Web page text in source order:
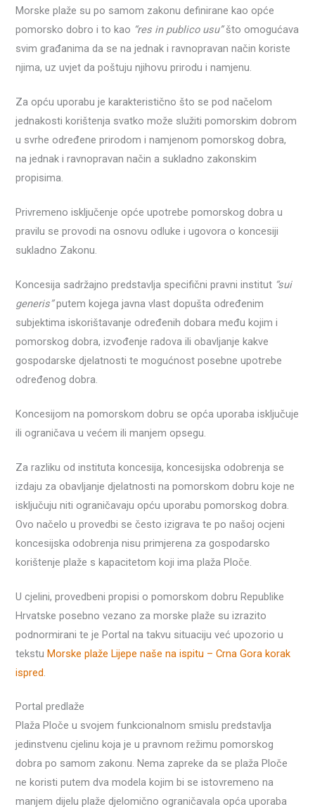
Morske plaže su po samom zakonu definirane kao opće
pomorsko dobro i to kao “res in publico usu”što omogućava
svim građanima da se na jednak i ravnopravan način koriste
njima, uz uvjet da poštuju njihovu prirodu i namjenu.
Za opću uporabu je karakteristično što se pod načelom
jednakosti korištenja svatko može služiti pomorskim dobrom
u svrhe određene prirodom i namjenom pomorskog dobra,
na jednak i ravnopravan način a sukladno zakonskim
propisima.
Privremeno isključenje opće upotrebe pomorskog dobra u
pravilu se provodi na osnovu odluke i ugovora o koncesiji
sukladno Zakonu.
Koncesija sadržajno predstavlja specifični pravni institut “sui
generis”putem kojega javna vlast dopušta određenim
subjektima iskorištavanje određenih dobara među kojim i
pomorskog dobra, izvođenje radova ili obavljanje kakve
gospodarske djelatnosti te mogućnost posebne upotrebe
određenog dobra.
Koncesijom na pomorskom dobru se opća uporaba isključuje
ili ograničava u većem ili manjem opsegu.
Za razliku od instituta koncesija, koncesijska odobrenja se
izdaju za obavljanje djelatnosti na pomorskom dobru koje ne
isključuju niti ograničavaju opću uporabu pomorskog dobra.
Ovo načelo u provedbi se često izigrava te po našoj ocjeni
koncesijska odobrenja nisu primjerena za gospodarsko
korištenje plaže s kapacitetom koji ima plaža Ploče.
U cjelini, provedbeni propisi o pomorskom dobru Republike
Hrvatske posebno vezano za morske plaže su izrazito
podnormirani te je Portal na takvu situaciju već upozorio u
tekstuMorske plaže Lijepe naše na ispitu – Crna Gora korak
ispred.
Portal predlaže
Plaža Ploče u svojem funkcionalnom smislu predstavlja
jedinstvenu cjelinu koja je u pravnom režimu pomorskog
dobra po samom zakonu. Nema zapreke da se plaža Ploče
ne koristi putem dva modela kojim bi se istovremeno na
manjem dijelu plaže djelomično ograničavala opća uporaba